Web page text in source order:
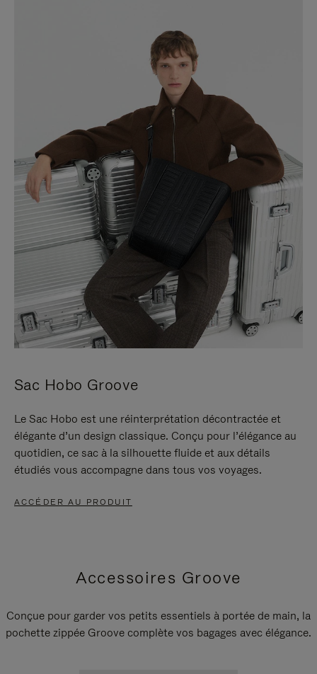
Sac Hobo Groove
Le Sac Hobo est une réinterprétation décontractée et
élégante d’un design classique. Conçu pour l’élégance au
quotidien, ce sac à la silhouette fluide et aux détails
étudiés vous accompagne dans tous vos voyages.
ACCÉDER AU PRODUIT
Accessoires Groove
Conçue pour garder vos petits essentiels à portée de main, la
pochette zippée Groove complète vos bagages avec élégance.